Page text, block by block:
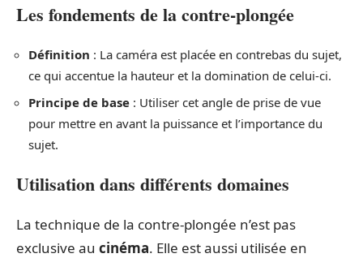
Les fondements de la contre-plongée
Définition : La caméra est placée en contrebas du sujet,
ce qui accentue la hauteur et la domination de celui-ci.
Principe de base : Utiliser cet angle de prise de vue
pour mettre en avant la puissance et l’importance du
sujet.
Utilisation dans différents domaines
La technique de la contre-plongée n’est pas
exclusive au cinéma. Elle est aussi utilisée en